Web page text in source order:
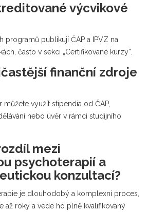
výcvikové
programů publikují ČAP a IPVZ na
často v sekci „Certifikované kurzy“.
finanční zdroje
využít stipendia od ČAP,
nebo úvěr v rámci studijního
mezi
psychoterapií a
konzultací?
je dlouhodobý a komplexní proces,
až roky a vede ho plně kvalifikovaný